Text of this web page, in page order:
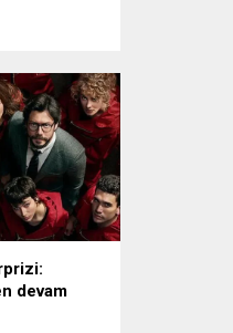
sosyal
devam